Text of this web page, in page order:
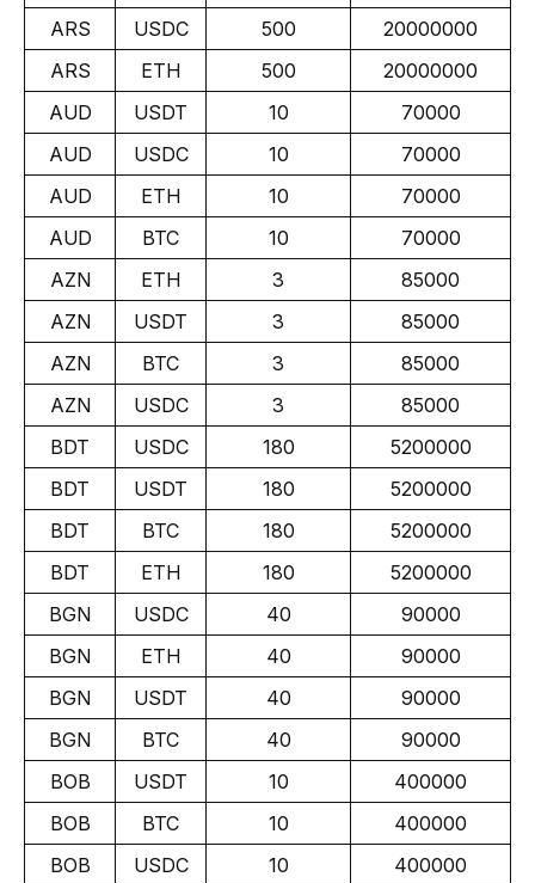
ARS
USDC 500
20000000
ARS
ETH 500
20000000
AUD
USDT 10
70000
AUD
USDC 10
70000
AUD
ETH 10
70000
AUD
BTC 10
70000
AZN
ETH 3
85000
AZN
USDT 3
85000
AZN
BTC 3
85000
AZN
USDC 3
85000
BDT
USDC 180
5200000
BDT
USDT 180
5200000
BDT
BTC 180
5200000
BDT
ETH 180
5200000
BGN
USDC 40
90000
BGN
ETH 40
90000
BGN
USDT 40
90000
BGN
BTC 40
90000
BOB
USDT 10
400000
BOB
BTC 10
400000
BOB
USDC 10
400000